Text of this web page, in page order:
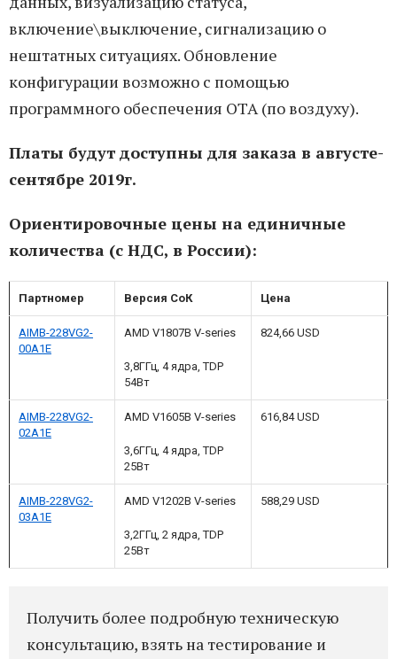
включение\выключение, сигнализацию о
нештатных ситуациях. Обновление
конфигурации возможно с помощью
программного обеспечения OTA (по воздуху).
Платы будут доступны для заказа в августе-
сентябре 2019г.
Ориентировочные цены на единичные
количества (с НДС, в России):
Партномер Версия СоК Цена
AIMB-228VG2-
00A1E
AMD V1807B V-series
3,8ГГц, 4 ядра, TDP
54Вт
824,66 USD
AIMB-228VG2-
02A1E
AMD V1605B V-series
3,6ГГц, 4 ядра, TDP
25Вт
616,84 USD
AIMB-228VG2-
03A1E
AMD V1202B V-series
3,2ГГц, 2 ядра, TDP
25Вт
588,29 USD
Получить более подробную техническую
консультацию, взять на тестирование и